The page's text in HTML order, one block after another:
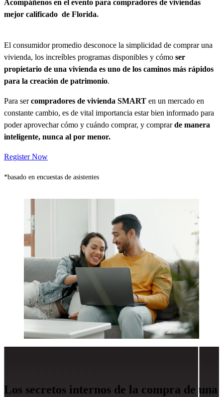
Acompáñenos en el evento para compradores de viviendas
mejor calificado de Florida*
El consumidor promedio desconoce la simplicidad de comprar una
vivienda, los increíbles programas disponibles y cómo ser
propietario de una vivienda es uno de los caminos más rápidos
para la creación de patrimonio.
Para sercompradores de vivienda SMART en un mercado en
constante cambio, es de vital importancia estar bien informado para
poder aprovechar cómo y cuándo comprar, y comprarde manera
inteligente, nunca al por menor.
Register Now
*basado en encuestas de asistentes
Los secretos internos de la compra de una